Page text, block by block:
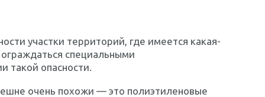
участки территорий, где имеется какая-
специальными
опасности.
очень похожи — это полиэтиленовые